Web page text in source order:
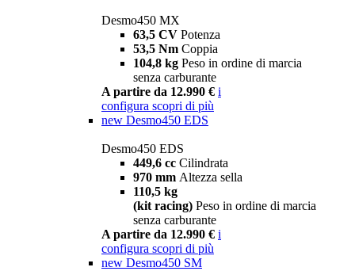
Desmo450 MX
63,5 CV Potenza
53,5 Nm Coppia
104,8 kg Peso in ordine di marcia
senza carburante
A partire da 12.990 € i
configura scopri di più
new Desmo450 EDS
Desmo450 EDS
449,6 cc Cilindrata
970 mm Altezza sella
110,5 kg
(kit racing) Peso in ordine di marcia
senza carburante
A partire da 12.990 € i
configura scopri di più
new Desmo450 SM